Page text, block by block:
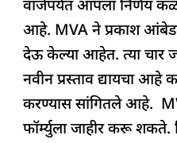
वाजेपर्यंत आपला निर्णय
आहे. MVA ने प्रकाश
देऊ केल्या आहेत. त्या चार
नवीन प्रस्ताव द्यायचा
करण्यास सांगितले आहे.
फॉर्म्युला जाहीर करू